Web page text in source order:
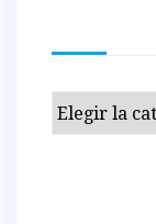
Categorías